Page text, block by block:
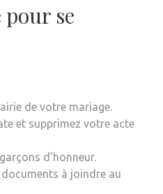
se
de votre mariage.
et supprimez votre acte
d’honneur.
documents à joindre au